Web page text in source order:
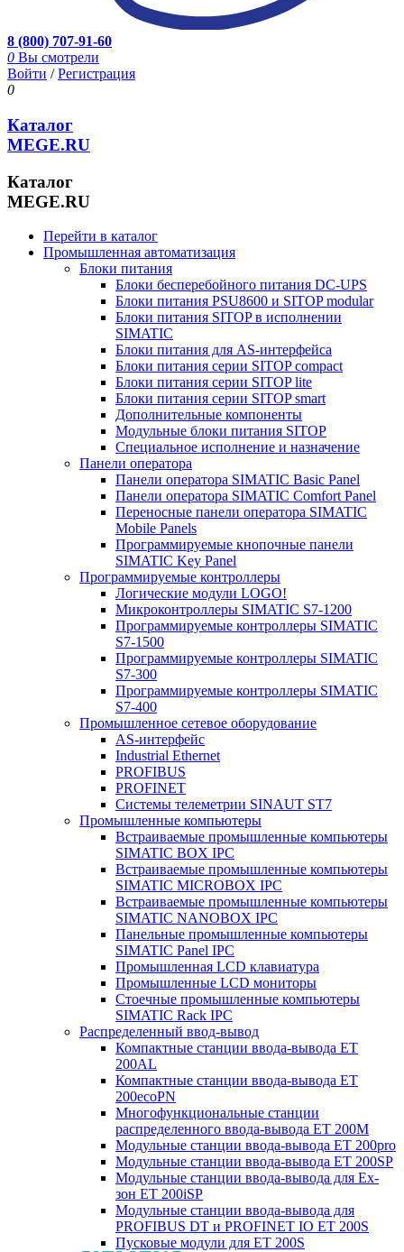
8 (800) 707-91-60
0 Вы смотрели
Войти /Регистрация
0
Каталог
MEGE.RU
Каталог
MEGE.RU
Перейти в каталог
Промышленная автоматизация
Блоки питания
Блоки бесперебойного питания DC-UPS
Блоки питания PSU8600 и SITOP modular
Блоки питания SITOP в исполнении
SIMATIC
Блоки питания для AS-интерфейса
Блоки питания серии SITOP compact
Блоки питания серии SITOP lite
Блоки питания серии SITOP smart
Дополнительные компоненты
Модульные блоки питания SITOP
Специальное исполнение и назначение
Панели оператора
Панели оператора SIMATIC Basic Panel
Панели оператора SIMATIC Comfort Panel
Переносные панели оператора SIMATIC
Mobile Panels
Программируемые кнопочные панели
SIMATIC Key Panel
Программируемые контроллеры
Логические модули LOGO!
Микроконтроллеры SIMATIC S7-1200
Программируемые контроллеры SIMATIC
S7-1500
Программируемые контроллеры SIMATIC
S7-300
Программируемые контроллеры SIMATIC
S7-400
Промышленное сетевое оборудование
AS-интерфейс
Industrial Ethernet
PROFIBUS
PROFINET
Системы телеметрии SINAUT ST7
Промышленные компьютеры
Встраиваемые промышленные компьютеры
SIMATIC BOX IPC
Встраиваемые промышленные компьютеры
SIMATIC MICROBOX IPC
Встраиваемые промышленные компьютеры
SIMATIC NANOBOX IPC
Панельные промышленные компьютеры
SIMATIC Panel IPC
Промышленная LCD клавиатура
Промышленные LCD мониторы
Стоечные промышленные компьютеры
SIMATIC Rack IPC
Распределенный ввод-вывод
Компактные станции ввода-вывода ET
200AL
Компактные станции ввода-вывода ET
200ecoPN
Многофункциональные станции
распределенного ввода-вывода ET 200M
Модульные станции ввода-вывода ET 200pro
Модульные станции ввода-вывода ET 200SP
Модульные станции ввода-вывода для Ex-
зон ET 200iSP
Модульные станции ввода-вывода для
PROFIBUS DT и PROFINET IO ET 200S
Пусковые модули для ET 200S